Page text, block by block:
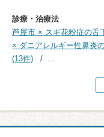
診療・治療法
芦屋市 × スギ花粉症の舌
× ダニアレルギー性鼻炎
(13件)